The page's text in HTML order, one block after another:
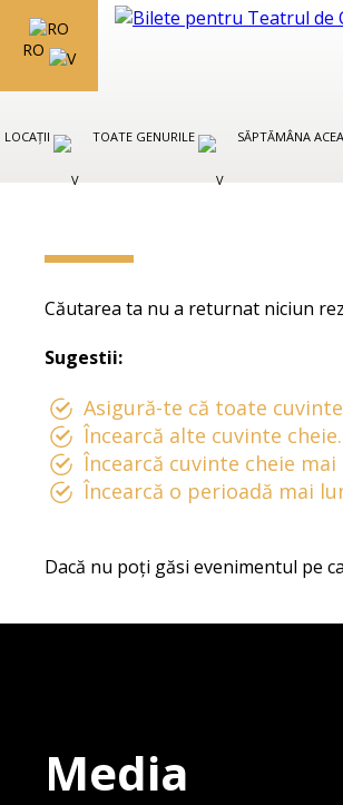
RO
LOCAȚII TOATE GENURILE SĂPTĂMÂNA
Căutarea ta nu a returnat niciun
Sugestii:
Asigură-te că toate
Încearcă alte cuvinte cheie.
Încearcă cuvinte cheie mai
Încearcă o perioadă mai
Dacă nu poți găsi evenimentul pe
Media